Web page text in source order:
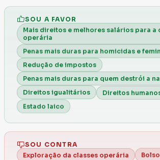
de muitos se torna o muito de
SOU A FAVOR
Mais direitos e melhores salários para a
operária
Penas mais duras para homicidas e
Redução de impostos
Penas mais duras para quem destrói a
Direitos igualitários
Direitos
Estado laico
SOU CONTRA
Exploração da classes operária